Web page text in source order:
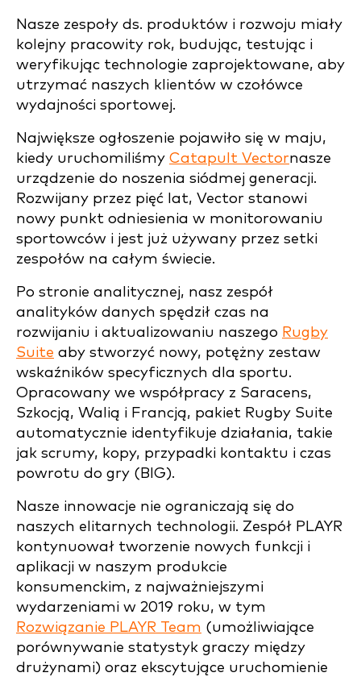
Nasze zespoły ds. produktów i rozwoju miały
kolejny pracowity rok, budując, testując i
weryfikując technologie zaprojektowane, aby
utrzymać naszych klientów w czołówce
wydajności sportowej.
Największe ogłoszenie pojawiło się w maju,
kiedy uruchomiliśmy Catapult Vectornasze
urządzenie do noszenia siódmej generacji.
Rozwijany przez pięć lat, Vector stanowi
nowy punkt odniesienia w monitorowaniu
sportowców i jest już używany przez setki
zespołów na całym świecie.
Po stronie analitycznej, nasz zespół
analityków danych spędził czas na
rozwijaniu i aktualizowaniu naszego Rugby
Suite aby stworzyć nowy, potężny zestaw
wskaźników specyficznych dla sportu.
Opracowany we współpracy z Saracens,
Szkocją, Walią i Francją, pakiet Rugby Suite
automatycznie identyfikuje działania, takie
jak scrumy, kopy, przypadki kontaktu i czas
powrotu do gry (BIG).
Nasze innowacje nie ograniczają się do
naszych elitarnych technologii. Zespół PLAYR
kontynuował tworzenie nowych funkcji i
aplikacji w naszym produkcie
konsumenckim, z najważniejszymi
wydarzeniami w 2019 roku, w tym
Rozwiązanie PLAYR Team (umożliwiające
porównywanie statystyk graczy między
drużynami) oraz ekscytujące uruchomienie